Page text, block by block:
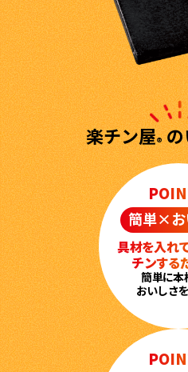
新鮮一番
『踊り節』
楽チン屋®の
簡単×お
具材を入れ
チンする
簡単に本
おいしさ